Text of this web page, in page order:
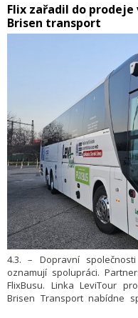
​Flix zařadil do
Brisen transport
4.3. – Dopravní
oznamují spolupráci.
FlixBusu. Linka LeviTour
Brisen Transport nabídne